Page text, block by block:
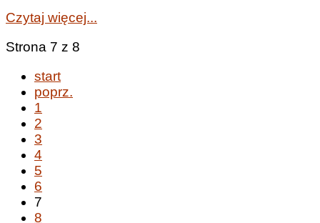
Czytaj więcej...
Strona 7 z 8
start
poprz.
1
2
3
4
5
6
7
8